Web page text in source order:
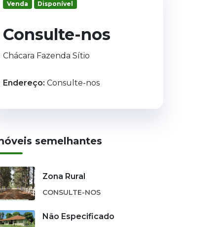
Venda Disponível
Consulte-nos
Chácara Fazenda Sítio
Endereço: Consulte-nos
semelhantes
Zona Rural
CONSULTE-NOS
Não Especificado